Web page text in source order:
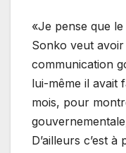
«Je pense que
Sonko veut
communication
lui-même il avait
mois, pour
D’ailleurs c’est